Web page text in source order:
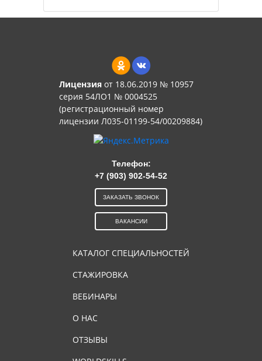
Лицензияот 18.06.2019 № 10957
серия 54ЛО1 № 0004525
(регистрационный номер
лицензии Л035-01199-54/00209884)
КАТАЛОГ СПЕЦИАЛЬНОСТЕЙ
СТАЖИРОВКА
ВЕБИНАРЫ
О НАС
ОТЗЫВЫ
Телефон:
+7 (903) 902-54-52
ЗАКАЗАТЬ ЗВОНОК
ВАКАНСИИ